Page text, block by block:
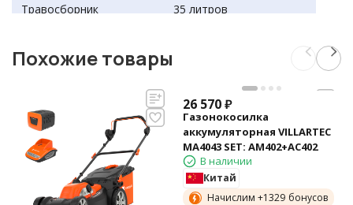
Травосборник 35 литров
Вес (кг.) 14 кг
Похожие товары
26 570 ₽
Газонокосилка
аккумуляторная VILLARTEC
MA4043 SET: AM402+AC402
В наличии
Китай
Начислим +1329 бонусов